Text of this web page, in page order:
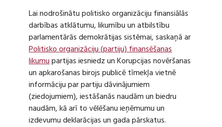
Lai nodrošinātu politisko organizāciju finansiālās
darbības atklātumu, likumību un atbilstību
parlamentārās demokrātijas sistēmai, saskaņā ar
Politisko organizāciju (partiju) finansēšanas
likumupartijas iesniedz un Korupcijas novēršanas
un apkarošanas birojs publicē tīmekļa vietnē
informāciju par partiju dāvinājumiem
(ziedojumiem), iestāšanās naudām un biedru
naudām, kā arī to vēlēšanu ieņēmumu un
izdevumu deklarācijas un gada pārskatus.